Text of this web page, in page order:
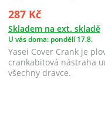
287 Kč
Skladem na ext. skladě
U vás doma: pondělí 17.8.
Yasei Cover Crank je
crankabitová nástraha
všechny dravce.